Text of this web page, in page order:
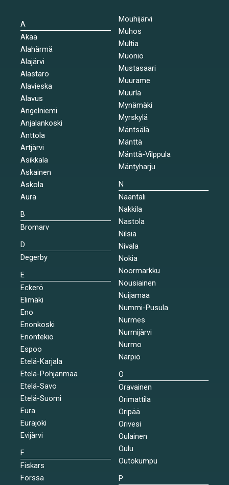
A
Akaa
Alahärmä
Alajärvi
Alastaro
Alavieska
Alavus
Angelniemi
Anjalankoski
Anttola
Artjärvi
Asikkala
Askainen
Askola
Aura
B
Bromarv
D
Degerby
E
Eckerö
Elimäki
Eno
Enonkoski
Enontekiö
Espoo
Etelä-Karjala
Etelä-Pohjanmaa
Etelä-Savo
Etelä-Suomi
Eura
Eurajoki
Evijärvi
F
Fiskars
Forssa
Mouhijärvi
Muhos
Multia
Muonio
Mustasaari
Muurame
Muurla
Mynämäki
Myrskylä
Mäntsälä
Mänttä
Mänttä-Vilppula
Mäntyharju
N
Naantali
Nakkila
Nastola
Nilsiä
Nivala
Nokia
Noormarkku
Nousiainen
Nuijamaa
Nummi-Pusula
Nurmes
Nurmijärvi
Nurmo
Närpiö
O
Oravainen
Orimattila
Oripää
Orivesi
Oulainen
Oulu
Outokumpu
P